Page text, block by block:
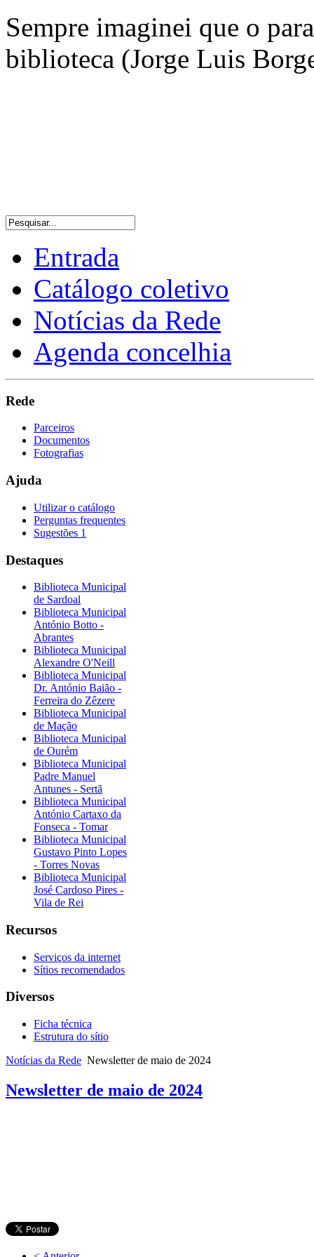
Sempre imaginei que o
biblioteca (Jorge Luis
Entrada
Catálogo coletivo
Notícias da Rede
Agenda concelhia
Rede
Parceiros
Documentos
Fotografias
Ajuda
Utilizar o catálogo
Perguntas frequentes
Sugestões 1
Destaques
Biblioteca Municipal
de Sardoal
Biblioteca Municipal
António Botto -
Abrantes
Biblioteca Municipal
Alexandre O'Neill
Biblioteca Municipal
Dr. António Baião -
Ferreira do Zêzere
Biblioteca Municipal
de Mação
Biblioteca Municipal
de Ourém
Biblioteca Municipal
Padre Manuel
Antunes - Sertã
Biblioteca Municipal
António Cartaxo da
Fonseca - Tomar
Biblioteca Municipal
Gustavo Pinto Lopes
- Torres Novas
Biblioteca Municipal
José Cardoso Pires -
Vila de Rei
Recursos
Serviços da internet
Sítios recomendados
Diversos
Ficha técnica
Estrutura do sítio
Notícias da Rede Newsletter de maio de 2024
Newsletter de maio de 2024